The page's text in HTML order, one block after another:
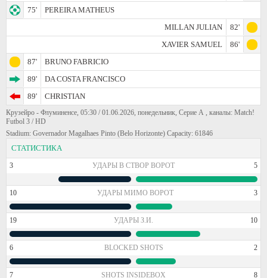
75'
PEREIRA MATHEUS
MILLAN JULIAN
82'
XAVIER SAMUEL
86'
87'
BRUNO FABRICIO
89'
DA COSTA FRANCISCO
89'
CHRISTIAN
Крузейро - Флуминенсе, 05:30 / 01.06.2026, понедельник, Серие А , каналы: Match!
Futbol 3 / HD
Stadium: Governador Magalhaes Pinto (Belo Horizonte) Capacity: 61846
СТАТИСТИКА
3 УДАРЫ В СТВОР ВОРОТ 5
10 УДАРЫ МИМО ВОРОТ 3
19 УДАРЫ З.И. 10
6 BLOCKED SHOTS 2
7 SHOTS INSIDEBOX 8